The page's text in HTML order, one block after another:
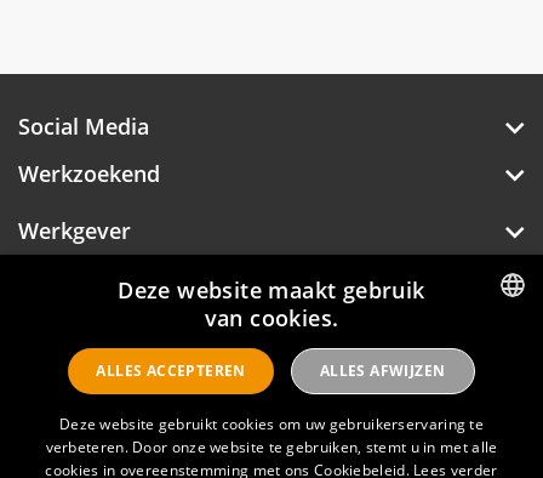
Social Media
Werkzoekend
Werkgever
Over Hotelprofessionals
Hotelprofessionals
FAQ
DUTCH
ENGLISH
Deze website maakt gebruik
van cookies.
Deze website gebruikt cookies om uw gebruikerservaring te
verbeteren. Door onze website te gebruiken, stemt u in met alle
cookies in overeenstemming met ons Cookiebeleid. Lees verder
ALLES ACCEPTEREN ALLES AFWIJZEN